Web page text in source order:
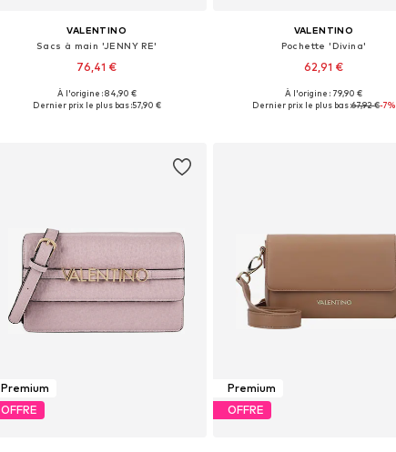
VALENTINO
Sacs à main 'JENNY RE'
76,41 €
Tailles disponibles: One Size
À l'origine : 84,90 €
Dernier prix le plus bas :57,90 €
VALENTINO
Pochette 'Divina'
62,91 €
+1
Tailles disponibles: One Size
À l'origine : 79,90 €
Dernier prix le plus bas :67,92 €-7%
Premium
OFFRE
Premium
OFFRE